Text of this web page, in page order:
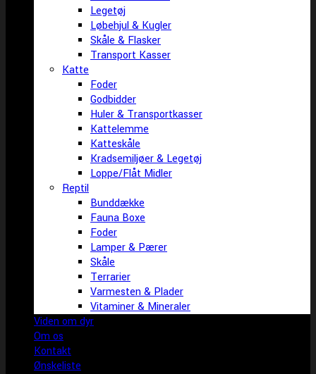
Legetøj
Løbehjul & Kugler
Skåle & Flasker
Transport Kasser
Katte
Foder
Godbidder
Huler & Transportkasser
Kattelemme
Katteskåle
Kradsemiljøer & Legetøj
Loppe/Flåt Midler
Reptil
Bunddække
Fauna Boxe
Foder
Lamper & Pærer
Skåle
Terrarier
Varmesten & Plader
Vitaminer & Mineraler
Viden om dyr
Om os
Kontakt
Ønskeliste